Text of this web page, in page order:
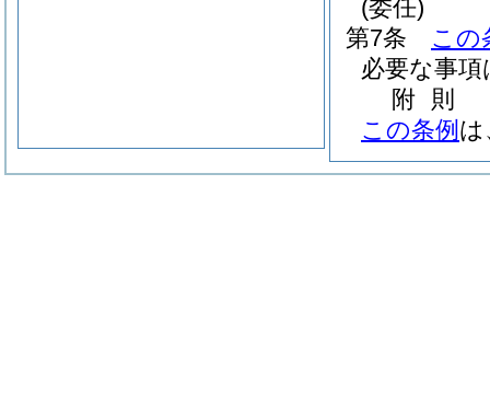
(委任)
第7条
この
必要な事
附 則
この条例 は